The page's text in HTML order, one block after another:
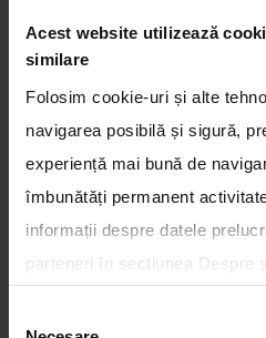
Acest website utilizează
similare
Folosim cookie-uri și alte
navigarea posibilă și sigură,
experiență mai bună de
îmbunătăți permanent
informații despre datele
parteneri în secțiunea Despre
toate cookie-urile, una sau mai
valoroasa in ziua a
Raliului Sardiniei